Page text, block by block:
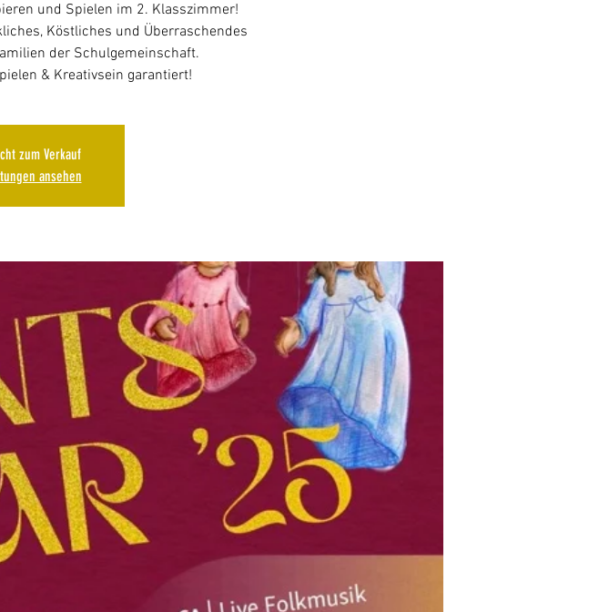
und Spielen im 2. Klasszimmer!
Köstliches und Überraschendes
der Schulgemeinschaft.
& Kreativsein garantiert!
zum Verkauf
ansehen